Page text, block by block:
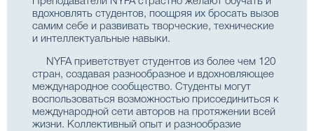
вдохновлять студентов, поощряя их бросать вызов
самим себе и развивать творческие, технические
и интеллектуальные навыки.
NYFA приветствует студентов из более чем 120
стран, создавая разнообразное и вдохновляющее
международное сообщество. Студенты могут
воспользоваться возможностью присоединиться к
международной сети авторов на протяжении всей
жизни. Коллективный опыт и разнообразие